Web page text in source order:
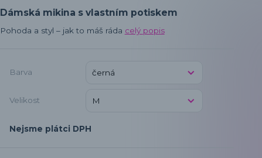
Dámská mikina s vlastním potiskem
Pohoda a styl – jak to máš ráda celý popis
Barva
Velikost
Nejsme plátci DPH